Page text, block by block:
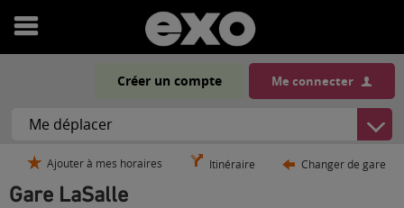
Ouvrir
menu
Créer un compte Me connecter
Ajouter à mes horaires Itinéraire Changer de gare
Gare LaSalle